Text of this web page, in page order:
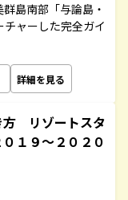
島南部「与論島・
ャーした完全ガイ
詳細を見る
リゾートスタ
１９～２０２０